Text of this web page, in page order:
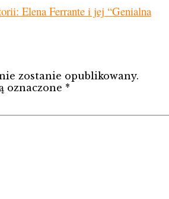
Elena Ferrante i jej “Genialna
zostanie opublikowany.
oznaczone *